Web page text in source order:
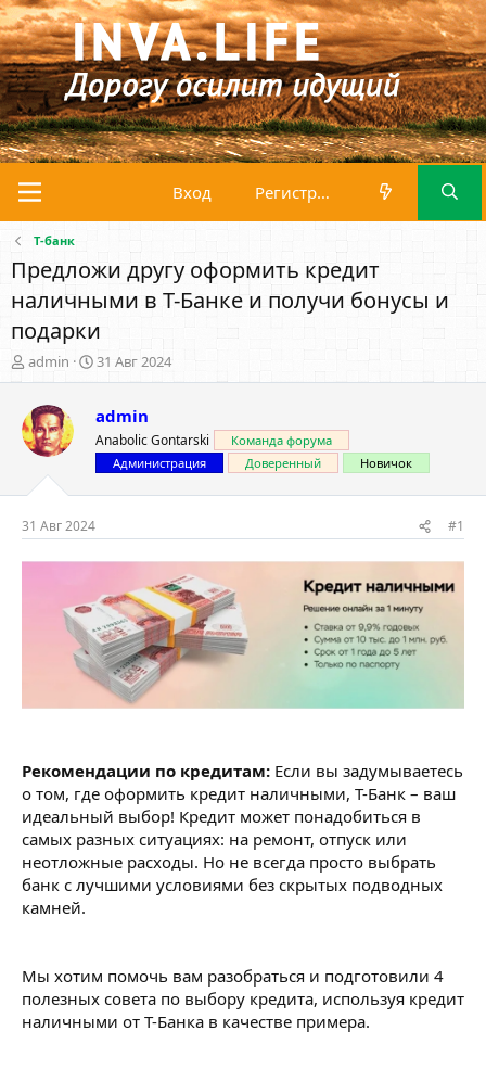
Вход Регистрация
Т-банк
Предложи другу оформить кредит
наличными в Т-Банке и получи бонусы и
подарки
А
в
о
р
т
м
ы
admin
Д
а
а
н
а
ч
а
а
31 Авг 2024
admin
Anabolic Gontarski
Команда форума
Администрация
Доверенный Новичок
31 Авг 2024 #1
Рекомендации по кредитам: Если вы задумываетесь
о том, где оформить кредит наличными, Т-Банк – ваш
идеальный выбор! Кредит может понадобиться в
самых разных ситуациях: на ремонт, отпуск или
неотложные расходы. Но не всегда просто выбрать
банк с лучшими условиями без скрытых подводных
камней.
Мы хотим помочь вам разобраться и подготовили 4
полезных совета по выбору кредита, используя кредит
наличными от Т-Банка в качестве примера.